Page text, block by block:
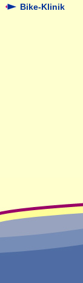
Bike-Klinik